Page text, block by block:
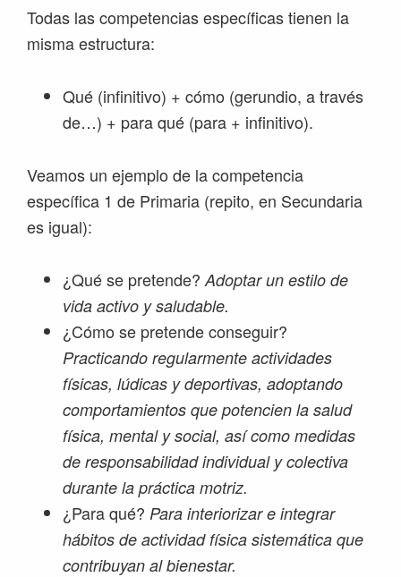
Todas las competencias específicas tienen la
misma estructura:
Qué (infinitivo) + cómo (gerundio, a través
de…) + para qué (para + infinitivo).
Veamos un ejemplo de la competencia
específica 1 de Primaria (repito, en Secundaria
es igual):
¿Qué se pretende? Adoptar un estilo de
vida activo y saludable.
¿Cómo se pretende conseguir?
Practicando regularmente actividades
físicas, lúdicas y deportivas, adoptando
comportamientos que potencien la salud
física, mental y social, así como medidas
de responsabilidad individual y colectiva
durante la práctica motriz.
¿Para qué? Para interiorizar e integrar
hábitos de actividad física sistemática que
contribuyan al bienestar.